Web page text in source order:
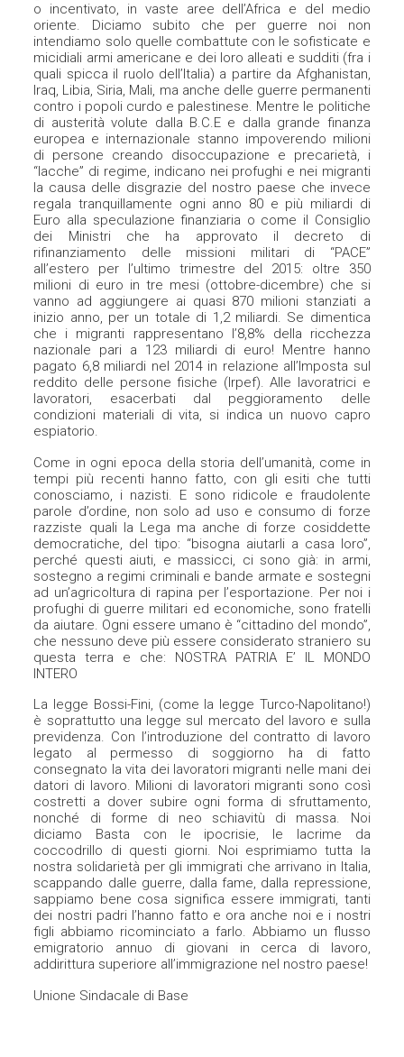
o incentivato, in vaste aree dell’Africa e del medio
oriente. Diciamo subito che per guerre noi non
intendiamo solo quelle combattute con le sofisticate e
micidiali armi americane e dei loro alleati e sudditi (fra i
quali spicca il ruolo dell’Italia) a partire da Afghanistan,
Iraq, Libia, Siria, Mali, ma anche delle guerre permanenti
contro i popoli curdo e palestinese. Mentre le politiche
di austerità volute dalla B.C.E e dalla grande finanza
europea e internazionale stanno impoverendo milioni
di persone creando disoccupazione e precarietà, i
“lacche” di regime, indicano nei profughi e nei migranti
la causa delle disgrazie del nostro paese che invece
regala tranquillamente ogni anno 80 e più miliardi di
Euro alla speculazione finanziaria o come il Consiglio
dei Ministri che ha approvato il decreto di
rifinanziamento delle missioni militari di “PACE”
all’estero per l’ultimo trimestre del 2015: oltre 350
milioni di euro in tre mesi (ottobre-dicembre) che si
vanno ad aggiungere ai quasi 870 milioni stanziati a
inizio anno, per un totale di 1,2 miliardi. Se dimentica
che i migranti rappresentano l’8,8% della ricchezza
nazionale pari a 123 miliardi di euro! Mentre hanno
pagato 6,8 miliardi nel 2014 in relazione all’Imposta sul
reddito delle persone fisiche (Irpef). Alle lavoratrici e
lavoratori, esacerbati dal peggioramento delle
condizioni materiali di vita, si indica un nuovo capro
espiatorio.
Come in ogni epoca della storia dell’umanità, come in
tempi più recenti hanno fatto, con gli esiti che tutti
conosciamo, i nazisti. E sono ridicole e fraudolente
parole d’ordine, non solo ad uso e consumo di forze
razziste quali la Lega ma anche di forze cosiddette
democratiche, del tipo: “bisogna aiutarli a casa loro”,
perché questi aiuti, e massicci, ci sono già: in armi,
sostegno a regimi criminali e bande armate e sostegni
ad un’agricoltura di rapina per l’esportazione. Per noi i
profughi di guerre militari ed economiche, sono fratelli
da aiutare. Ogni essere umano è “cittadino del mondo”,
che nessuno deve più essere considerato straniero su
questa terra e che: NOSTRA PATRIA E’ IL MONDO
INTERO
La legge Bossi-Fini, (come la legge Turco-Napolitano!)
è soprattutto una legge sul mercato del lavoro e sulla
previdenza. Con l’introduzione del contratto di lavoro
legato al permesso di soggiorno ha di fatto
consegnato la vita dei lavoratori migranti nelle mani dei
datori di lavoro. Milioni di lavoratori migranti sono così
costretti a dover subire ogni forma di sfruttamento,
nonché di forme di neo schiavitù di massa. Noi
diciamo Basta con le ipocrisie, le lacrime da
coccodrillo di questi giorni. Noi esprimiamo tutta la
nostra solidarietà per gli immigrati che arrivano in Italia,
scappando dalle guerre, dalla fame, dalla repressione,
sappiamo bene cosa significa essere immigrati, tanti
dei nostri padri l’hanno fatto e ora anche noi e i nostri
figli abbiamo ricominciato a farlo. Abbiamo un flusso
emigratorio annuo di giovani in cerca di lavoro,
addirittura superiore all’immigrazione nel nostro paese!
Unione Sindacale di Base